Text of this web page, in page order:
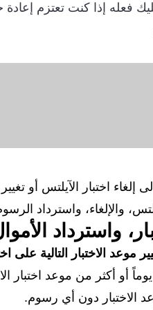
فعله إذا كنت تعتزم إعادة
إلغاء اختبار الآيلتس أو
والإلغاء، واسترداد
واسترداد
موعد الاختبار التالية على
الاختبار دون أي رسوم.